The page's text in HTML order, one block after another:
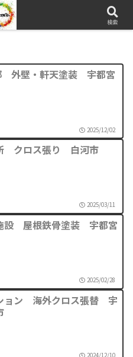
外壁・軒天塗装 宇都宮
2025/12/02
クロス張り 白河市
2025/03/11
設 屋根鉄骨塗装 宇都宮
2025/02/28
ョン 海外クロス張替 宇
検索